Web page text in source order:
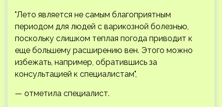
"Лето является не самым благоприятным
периодом для людей с варикозной болезнью,
поскольку слишком теплая погода приводит к
еще большему расширению вен. Этого можно
избежать, например, обратившись за
консультацией к специалистам",
— отметила специалист.